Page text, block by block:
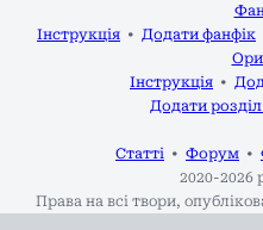
Інструкція
Додати фанфік
Інструкція
Додати
Статті Форум
2020-2026
Права на всі твори,